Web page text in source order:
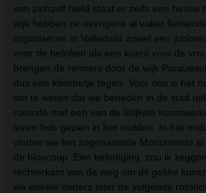
van zichzelf hield staat er zelfs een heuse
wijk hebben ze overigens al vaker
organiseren in Valladolid zowel een
voor de beloften als een koers voor de
brengen de renners door de wijk
dus een klimmetje tegen. Voor ons is het
om te weten dat we beneden in de stad
rotonde met een van de lelijkste
leven heb gezien in het midden. In het
vinden we het zogenaamde Monumento
de bioscoop. Een belediging, zou ik
rechterkant van de weg om dit gekke
we enkele meters later de volgende